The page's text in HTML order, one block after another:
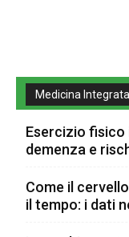
Medicina Integrata
Esercizio fisico
demenza e
Come il
il tempo: i dati